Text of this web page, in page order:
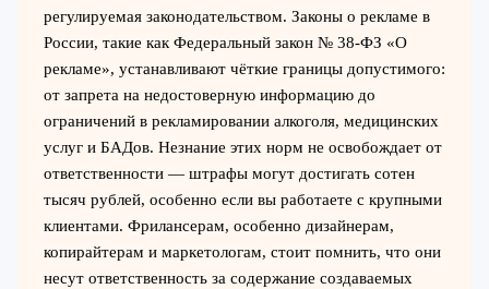
регулируемая законодательством. Законы о рекламе в
России, такие как Федеральный закон № 38-ФЗ «О
рекламе», устанавливают чёткие границы допустимого:
от запрета на недостоверную информацию до
ограничений в рекламировании алкоголя, медицинских
услуг и БАДов. Незнание этих норм не освобождает от
ответственности — штрафы могут достигать сотен
тысяч рублей, особенно если вы работаете с крупными
клиентами. Фрилансерам, особенно дизайнерам,
копирайтерам и маркетологам, стоит помнить, что они
несут ответственность за содержание создаваемых